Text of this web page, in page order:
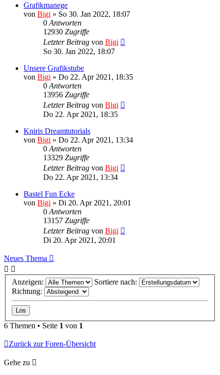
Grafikmanege
von Bigi » So 30. Jan 2022, 18:07
0 Antworten
12930 Zugriffe
Letzter Beitrag von Bigi
So 30. Jan 2022, 18:07
Unsere Grafikstube
von Bigi » Do 22. Apr 2021, 18:35
0 Antworten
13956 Zugriffe
Letzter Beitrag von Bigi
Do 22. Apr 2021, 18:35
Kniris Dreamtutorials
von Bigi » Do 22. Apr 2021, 13:34
0 Antworten
13329 Zugriffe
Letzter Beitrag von Bigi
Do 22. Apr 2021, 13:34
Bastel Fun Ecke
von Bigi » Di 20. Apr 2021, 20:01
0 Antworten
13157 Zugriffe
Letzter Beitrag von Bigi
Di 20. Apr 2021, 20:01
Neues Thema
Anzeigen:
Sortiere nach:
Richtung:
6 Themen • Seite 1 von 1
Zurück zur Foren-Übersicht
Gehe zu